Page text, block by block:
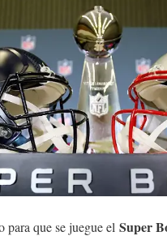
para que se juegue el Super